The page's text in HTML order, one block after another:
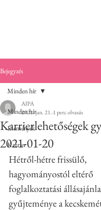
Bejegyzés
Minden hír
Események
Karrier
Minden hír
Karrierlehetőségek
2021-01-20
AIPA
2021. jan. 21. 1 perc olvasás
Hétről-hétre frissülő,
hagyományostól eltérő
foglalkoztatási
gyűjteménye a